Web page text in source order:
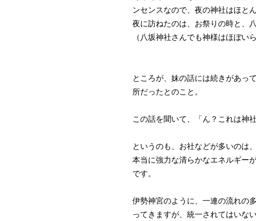
ンセンスなので、夜の神社はほと
夜に訪ねたのは、お祭りの時と、
（八坂神社さんでも神様はほぼ
ところが、妹の話には続きがあっ
所だったとのこと。
この話を聞いて、「ん？これは神
というのも、お社などが多いのは
本当に強力な清らかなエネルギー
です。
伊勢神宮のように、一連の流れの
ってきますが、統一されてはいな